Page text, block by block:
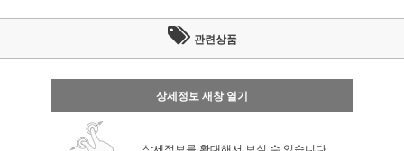
관련상품
상세정보 새창 열기
상세정보를 확대해서 보실 수 있습니다.